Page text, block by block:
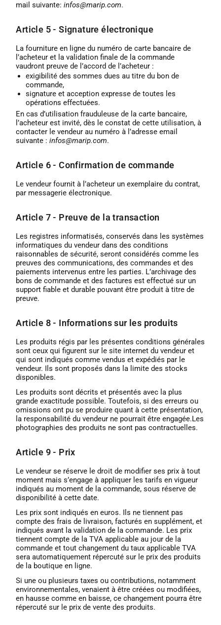
mail suivante:infos@marip.com.
Article 5 - Signature électronique
La fourniture en ligne du numéro de carte bancaire de
l’acheteur et la validation finale de la commande
vaudront preuve de l’accord de l’acheteur :
exigibilité des sommes dues au titre du bon de
commande,
signature et acception expresse de toutes les
opérations effectuées.
En cas d’utilisation frauduleuse de la carte bancaire,
l’acheteur est invité, dès le constat de cette utilisation, à
contacter le vendeur au numéro à l’adresse email
suivante :infos@marip.com.
Article 6 - Confirmation de commande
Le vendeur fournit à l’acheteur un exemplaire du contrat,
par messagerie électronique.
Article 7 - Preuve de la transaction
Les registres informatisés, conservés dans les systèmes
informatiques du vendeur dans des conditions
raisonnables de sécurité, seront considérés comme les
preuves des communications, des commandes et des
paiements intervenus entre les parties. L’archivage des
bons de commande et des factures est effectué sur un
support fiable et durable pouvant être produit à titre de
preuve.
Article 8 - Informations sur les produits
Les produits régis par les présentes conditions générales
sont ceux qui figurent sur le site internet du vendeur et
qui sont indiqués comme vendus et expédiés par le
vendeur. Ils sont proposés dans la limite des stocks
disponibles.
Les produits sont décrits et présentés avec la plus
grande exactitude possible. Toutefois, si des erreurs ou
omissions ont pu se produire quant à cette présentation,
la responsabilité du vendeur ne pourrait être engagée.Les
photographies des produits ne sont pas contractuelles.
Article 9 - Prix
Le vendeur se réserve le droit de modifier ses prix à tout
moment mais s’engage à appliquer les tarifs en vigueur
indiqués au moment de la commande, sous réserve de
disponibilité à cette date.
Les prix sont indiqués en euros. Ils ne tiennent pas
compte des frais de livraison, facturés en supplément, et
indiqués avant la validation de la commande. Les prix
tiennent compte de la TVA applicable au jour de la
commande et tout changement du taux applicable TVA
sera automatiquement répercuté sur le prix des produits
de la boutique en ligne.
Si une ou plusieurs taxes ou contributions, notamment
environnementales, venaient à être créées ou modifiées,
en hausse comme en baisse, ce changement pourra être
répercuté sur le prix de vente des produits.